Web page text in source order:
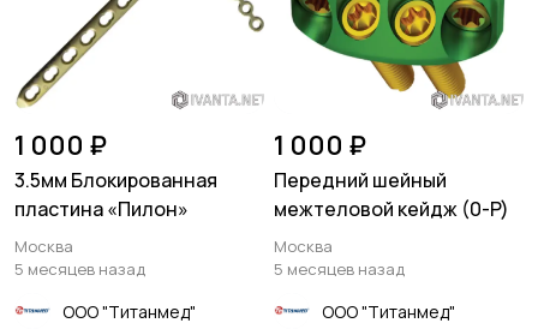
1 000 ₽
3.5мм Блокированная
пластина «Пилон»
Москва
5 месяцев назад
ООО "Титанмед"
1 000 ₽
Передний шейный
межтеловой кейдж (0-P)
Москва
5 месяцев назад
ООО "Титанмед"